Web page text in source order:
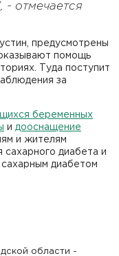
- отмечается
предусмотрены
помощь
Туда поступит
за
беременных
и дооснащение
и жителям
диабета и
диабетом
области -